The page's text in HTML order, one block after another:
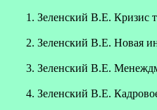
1. Зеленский В.Е. Кризис
2. Зеленский В.Е. Новая
3. Зеленский В.Е.
4. Зеленский В.Е.